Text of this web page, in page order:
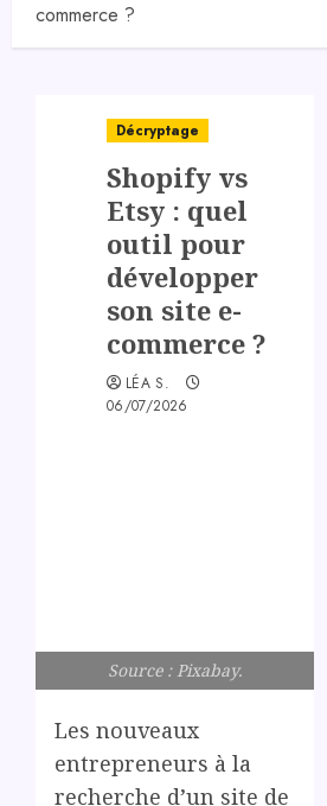
commerce ?
Décryptage
Shopify vs
Etsy : quel
outil pour
développer
son site e-
commerce ?
LÉA S.
06/07/2026
Source : Pixabay.
Les nouveaux
entrepreneurs à la
recherche d’un site de